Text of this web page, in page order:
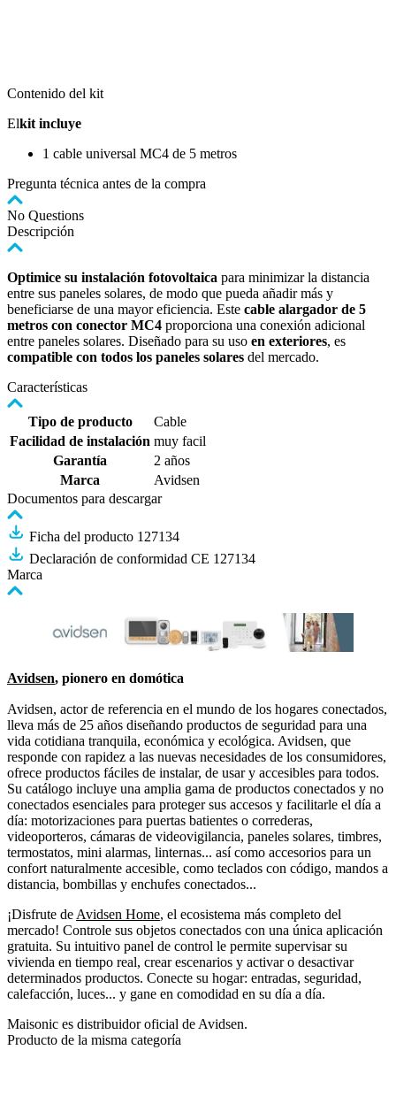
Contenido del kit
Elkit incluye
1 cable universal MC4 de 5 metros
Pregunta técnica antes de la compra
No Questions
Descripción
Optimice su instalación fotovoltaica para minimizar la distancia
entre sus paneles solares, de modo que pueda añadir más y
beneficiarse de una mayor eficiencia. Este cable alargador de 5
metros con conector MC4 proporciona una conexión adicional
entre paneles solares. Diseñado para su uso en exteriores, es
compatible con todos los paneles solares del mercado.
Características
Tipo de producto
Cable
Facilidad de instalación muy facil
Garantía
2 años
Marca
Avidsen
Documentos para descargar
Ficha del producto 127134
Declaración de conformidad CE 127134
Marca
Avidsen, pionero en domótica
Avidsen, actor de referencia en el mundo de los hogares conectados,
lleva más de 25 años diseñando productos de seguridad para una
vida cotidiana tranquila, económica y ecológica. Avidsen, que
responde con rapidez a las nuevas necesidades de los consumidores,
ofrece productos fáciles de instalar, de usar y accesibles para todos.
Su catálogo incluye una amplia gama de productos conectados y no
conectados esenciales para proteger sus accesos y facilitarle el día a
día: motorizaciones para puertas batientes o correderas,
videoporteros, cámaras de videovigilancia, paneles solares, timbres,
termostatos, mini alarmas, linternas... así como accesorios para un
confort naturalmente accesible, como teclados con código, mandos a
distancia, bombillas y enchufes conectados...
¡Disfrute de Avidsen Home, el ecosistema más completo del
mercado! Controle sus objetos conectados con una única aplicación
gratuita. Su intuitivo panel de control le permite supervisar su
vivienda en tiempo real, crear escenarios y activar o desactivar
determinados productos. Conecte su hogar: entradas, seguridad,
calefacción, luces... y gane en comodidad en su día a día.
Maisonic es distribuidor oficial de Avidsen.
Producto de la misma categoría